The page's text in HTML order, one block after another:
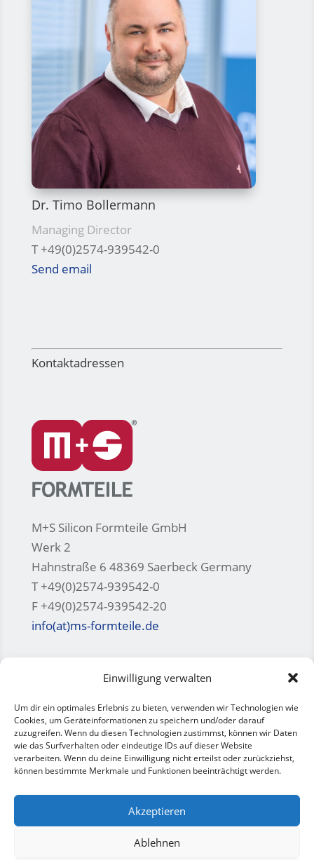
Einwilligung verwalten
Um dir ein optimales Erlebnis zu bieten, verwenden wir Technologien wie
Cookies, um Geräteinformationen zu speichern und/oder darauf
zuzugreifen. Wenn du diesen Technologien zustimmst, können wir Daten
wie das Surfverhalten oder eindeutige IDs auf dieser Website
verarbeiten. Wenn du deine Einwilligung nicht erteilst oder zurückziehst,
können bestimmte Merkmale und Funktionen beeinträchtigt werden.
Akzeptieren
Ablehnen
Dr. Timo Bollermann
Managing Director
T +49(0)2574-939542-0
Send email
Kontaktadressen
M+S Silicon Formteile GmbH
Werk 2
Hahnstraße 6 48369 Saerbeck Germany
T +49(0)2574-939542-0
F +49(0)2574-939542-20
info(at)ms-formteile.de
44143 Dortmund Germany
T +49(0)231-967890-0
F +49(0)231-967890-20